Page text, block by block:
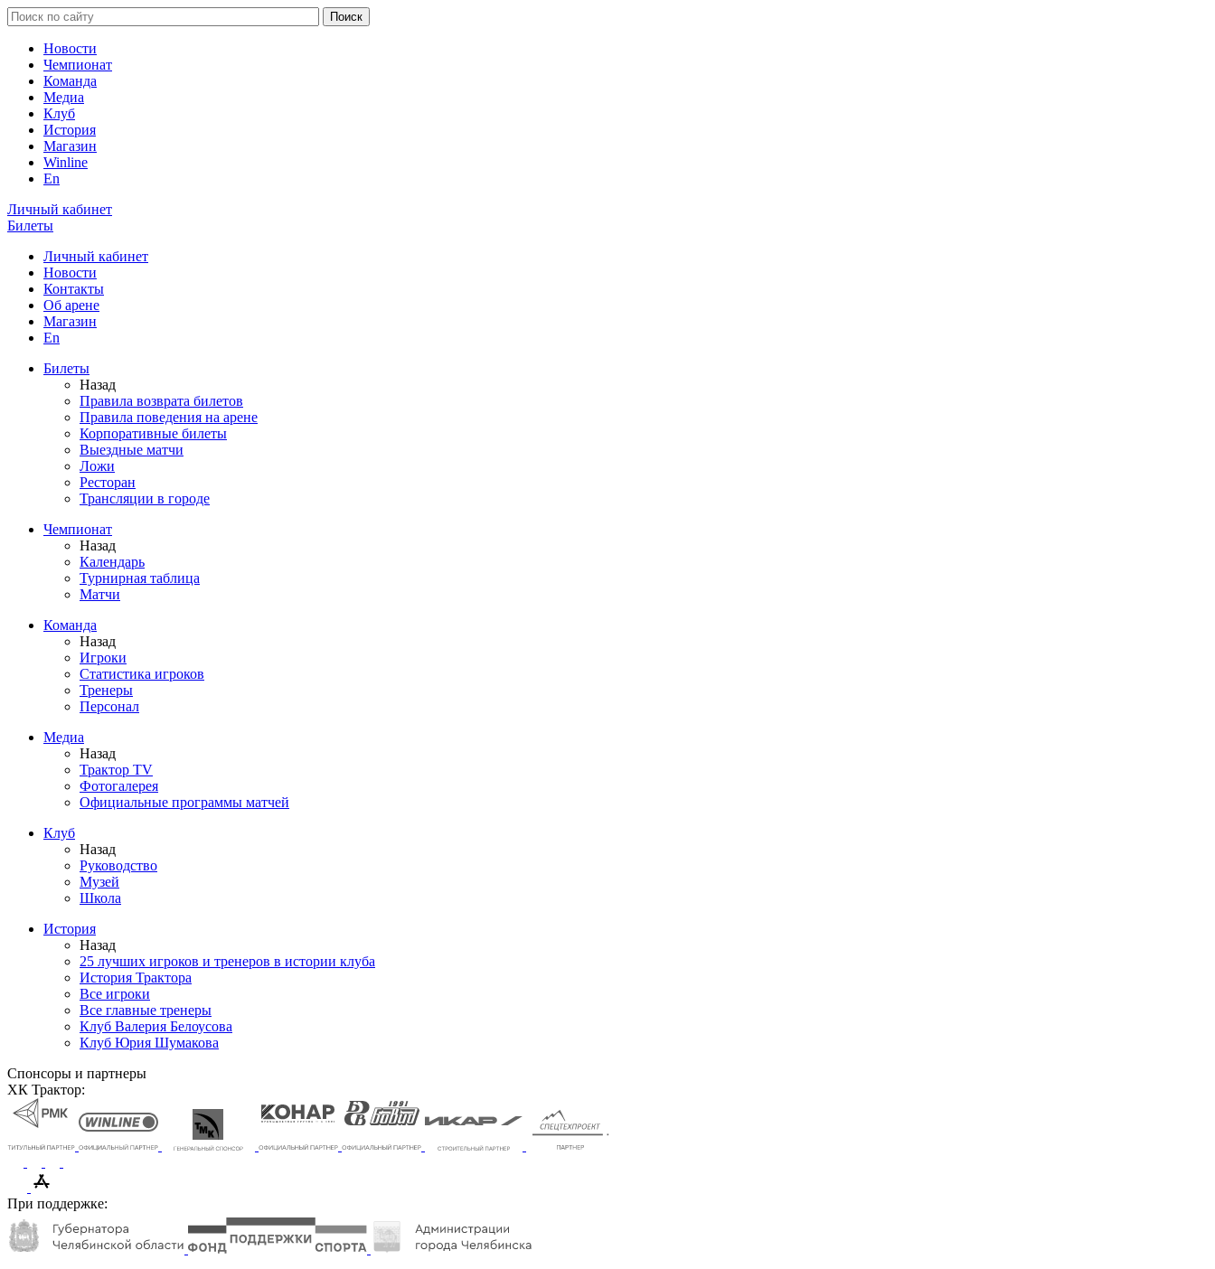
Новости
Чемпионат
Команда
Медиа
Клуб
История
Магазин
Winline
En
Личный кабинет
Билеты
Личный кабинет
Новости
Контакты
Об арене
Магазин
En
Билеты
Назад
Правила возврата билетов
Правила поведения на арене
Корпоративные билеты
Выездные матчи
Ложи
Ресторан
Трансляции в городе
Чемпионат
Назад
Календарь
Турнирная таблица
Матчи
Команда
Назад
Игроки
Статистика игроков
Тренеры
Персонал
Медиа
Назад
Трактор TV
Фотогалерея
Официальные программы матчей
Клуб
Назад
Руководство
Музей
Школа
История
Назад
25 лучших игроков и тренеров в истории клуба
История Трактора
Все игроки
Все главные тренеры
Клуб Валерия Белоусова
Клуб Юрия Шумакова
Спонсоры и партнеры
ХК Трактор:
При поддержке: